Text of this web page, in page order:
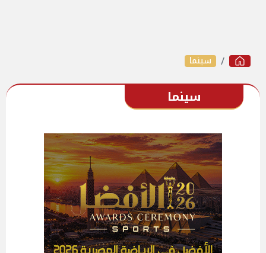
سينما
سينما